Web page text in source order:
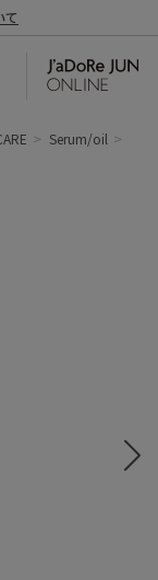
て
Serum/oil